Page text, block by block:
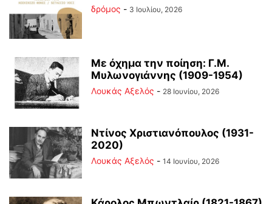
δρόμος - 3 Ιουλίου, 2026
Με όχημα την ποίηση: Γ.Μ.
Μυλωνογιάννης (1909-1954)
Λουκάς Αξελός - 28 Ιουνίου, 2026
Ντίνος Χριστιανόπουλος (1931-
2020)
Λουκάς Αξελός - 14 Ιουνίου, 2026